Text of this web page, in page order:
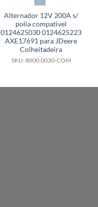
Alternador 12V 200A s/
polia compatível
0124625030 0124625223
AXE17691 para JDeere
Colheitadeira
SKU: 8000.0030-COM